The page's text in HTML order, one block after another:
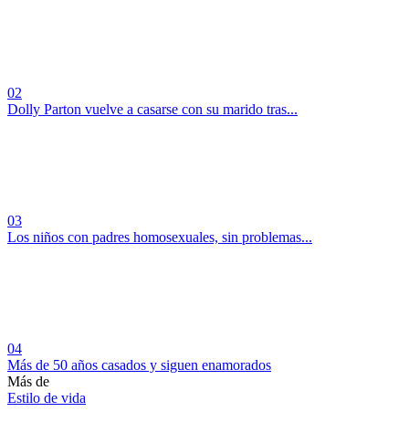
02
Dolly Parton vuelve a casarse con su marido tras...
03
Los niños con padres homosexuales, sin problemas...
04
Más de 50 años casados y siguen enamorados
Más de
Estilo de vida